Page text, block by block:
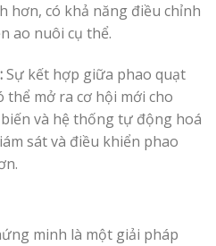
hơn, có khả năng điều chỉnh
ao nuôi cụ thể.
Sự kết hợp giữa phao quạt
mở ra cơ hội mới cho
và hệ thống tự động hoá
sát và điều khiển phao
minh là một giải pháp